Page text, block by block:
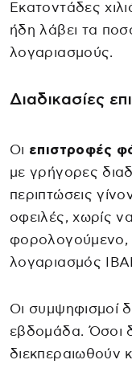
Εκατοντάδες
ήδη λάβει τα
λογαριασμούς.
Διαδικασίες
Οι επιστροφές
με γρήγορες
περιπτώσεις
οφειλές, χωρίς
φορολογούμενο,
λογαριασμός
Οι συμψηφισμοί
εβδομάδα. Όσοι
διεκπεραιωθούν